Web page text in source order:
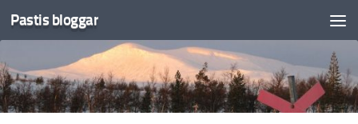
Under innehåll
Pastis bloggar